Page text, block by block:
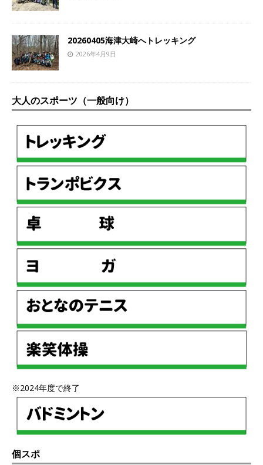
20260405海津大崎へトレッキング
2026年4月9日
大人のスポーツ（一般向け）
※2024年度で終了
個スポ